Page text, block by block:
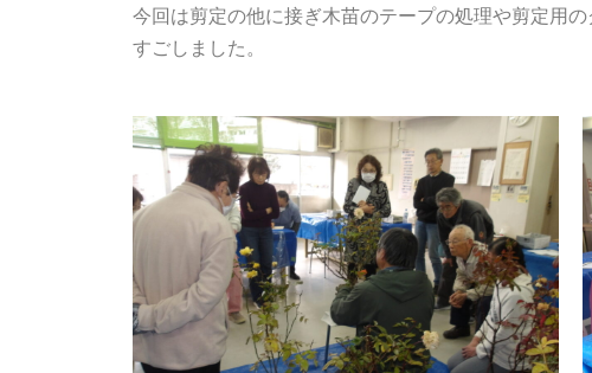
今回は剪定の他に接ぎ木苗のテープの処理や剪定用
すごしました。